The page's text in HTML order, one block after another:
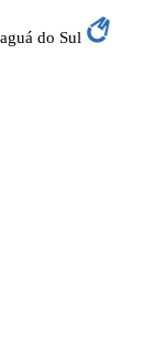
do Sul